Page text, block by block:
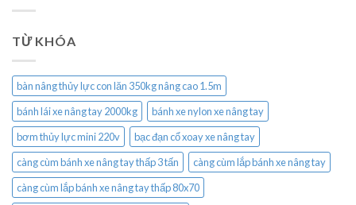
TỪ KHÓA
bàn nâng thủy lực con lăn 350kg nâng cao 1.5m
bánh lái xe nâng tay 2000kg
bánh xe nylon xe nâng tay
bơm thủy lực mini 220v
bạc đạn cổ xoay xe nâng tay
càng cùm bánh xe nâng tay thấp 3 tấn
càng cùm lắp bánh xe nâng tay
càng cùm lắp bánh xe nâng tay thấp 80x70